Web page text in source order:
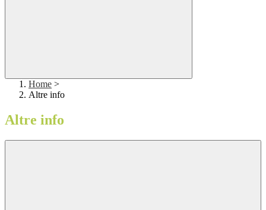
Home >
Altre info
Altre info